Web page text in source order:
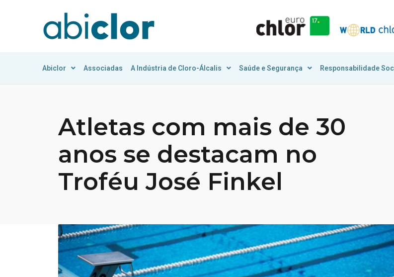
Abiclor Associadas A Indústria de Cloro-Álcalis Saúde e Segurança Responsabilidade
Atletas com mais de 30
anos se destacam no
Troféu José Finkel